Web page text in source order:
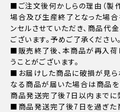
■ご注文後何かしらの理由（製
場合及び生産終了となった場合
ンセルさせていただき、商品代
ございます。予めご了承ください。
■販売終了後、本商品が再入荷
うことがございます。
■お届けした商品に破損が見ら
なる商品が届いた場合は商品を
商品発送完了後7日以内までに
■商品発送完了後7日を過ぎた